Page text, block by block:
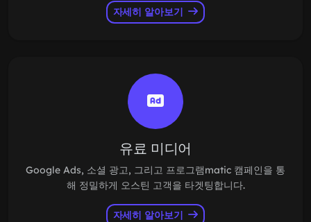
자세히 알아보기
유료 미디어
Google Ads, 소셜 광고, 그리고 프로그램matic 캠페인을 통
해 정밀하게 오스틴 고객을 타겟팅합니다.
자세히 알아보기